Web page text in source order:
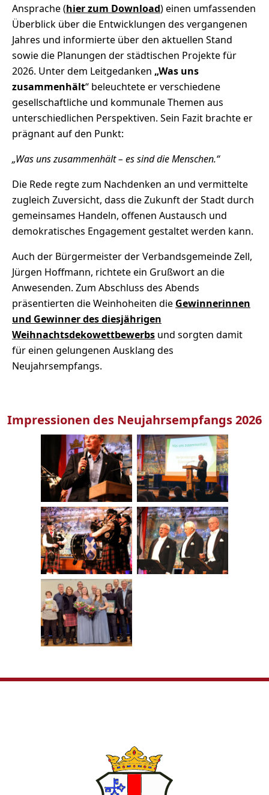
Ansprache (hier zum Download) einen umfassenden
Überblick über die Entwicklungen des vergangenen
Jahres und informierte über den aktuellen Stand
sowie die Planungen der städtischen Projekte für
2026. Unter dem Leitgedanken „Was uns
zusammenhält“ beleuchtete er verschiedene
gesellschaftliche und kommunale Themen aus
unterschiedlichen Perspektiven. Sein Fazit brachte er
prägnant auf den Punkt:
„Was uns zusammenhält – es sind die Menschen.“
Die Rede regte zum Nachdenken an und vermittelte
zugleich Zuversicht, dass die Zukunft der Stadt durch
gemeinsames Handeln, offenen Austausch und
demokratisches Engagement gestaltet werden kann.
Auch der Bürgermeister der Verbandsgemeinde Zell,
Jürgen Hoffmann, richtete ein Grußwort an die
Anwesenden. Zum Abschluss des Abends
präsentierten die Weinhoheiten die Gewinnerinnen
und Gewinner des diesjährigen
Weihnachtsdekowettbewerbs und sorgten damit
für einen gelungenen Ausklang des
Neujahrsempfangs.
Impressionen des Neujahrsempfangs 2026